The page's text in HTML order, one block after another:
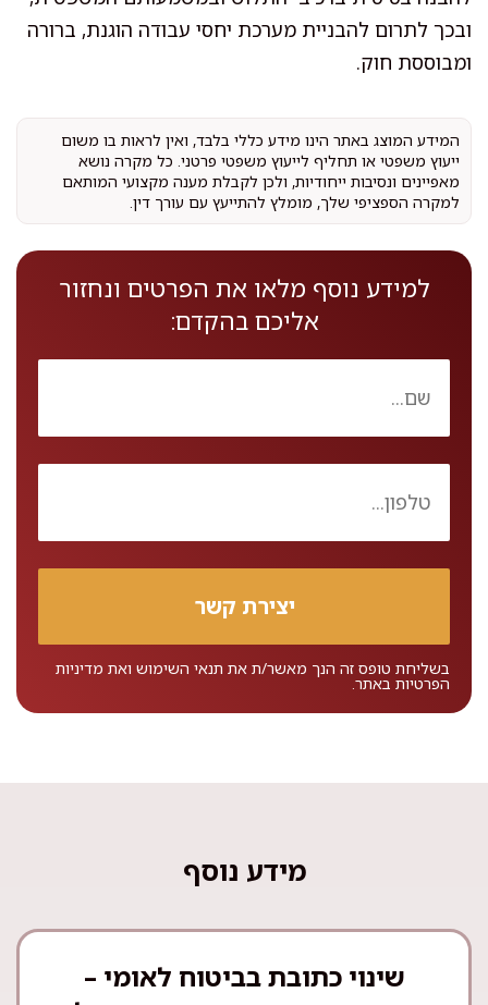
ובכך לתרום להבניית מערכת יחסי עבודה הוגנת, ברורה
ומבוססת חוק.
המידע המוצג באתר הינו מידע כללי בלבד, ואין לראות בו משום
ייעוץ משפטי או תחליף לייעוץ משפטי פרטני. כל מקרה נושא
מאפיינים ונסיבות ייחודיות, ולכן לקבלת מענה מקצועי המותאם
למקרה הספציפי שלך, מומלץ להתייעץ עם עורך דין.
למידע נוסף מלאו את הפרטים ונחזור
אליכם בהקדם:
בשליחת טופס זה הנך מאשר/ת את תנאי השימוש ואת מדיניות
הפרטיות באתר.
מידע נוסף
שינוי כתובת בביטוח לאומי –